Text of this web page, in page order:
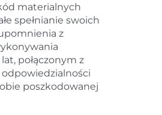
materialnych
spełnianie swoich
z
połączonym z
poszkodowanej